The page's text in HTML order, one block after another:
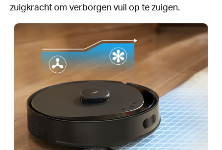
zuigkracht om verborgen vuil op te zuigen.